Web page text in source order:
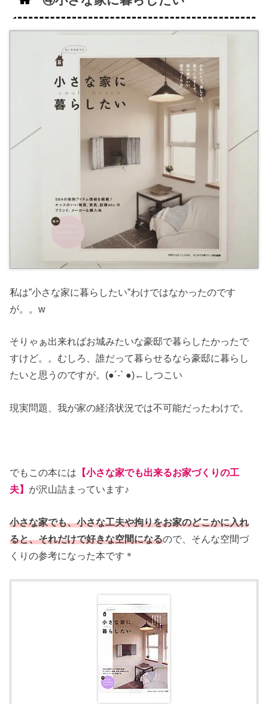
私は”小さな家に暮らしたい”わけではなかったのです
が。。w
そりゃぁ出来ればお城みたいな豪邸で暮らしたかったで
すけど。。むしろ、誰だって暮らせるなら豪邸に暮らし
たいと思うのですが。(●︎´-` ●︎)←しつこい
現実問題、我が家の経済状況では不可能だったわけで。
でもこの本には 【小さな家でも出来るお家づくりの工
夫】 が沢山詰まっています♪
小さな家でも、小さな工夫や拘りをお家のどこかに入れ
ると、それだけで好きな空間になるので、そんな空間づ
くりの参考になった本です＊